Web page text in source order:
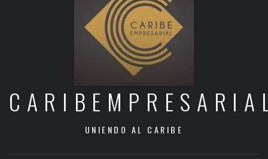
UNIENDO AL CARIBE